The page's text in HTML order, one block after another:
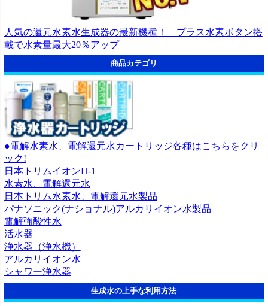
人気の還元水素水生成器の最新機種！ プラス水素ボタン搭
載で水素量最大20％アップ
商品カテゴリ
●電解水素水、電解還元水カートリッジ各種はこちらをクリ
ック!
日本トリムイオンH-1
水素水、電解還元水
日本トリム水素水、電解還元水製品
パナソニック(ナショナル)アルカリイオン水製品
電解強酸性水
活水器
浄水器（浄水機）
アルカリイオン水
シャワー浄水器
生成水の上手な利用方法